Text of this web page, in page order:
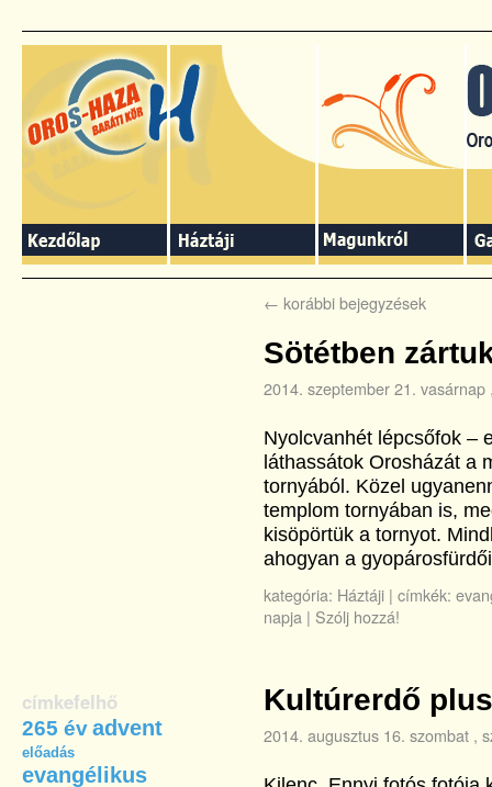
címkefelhő
265 évadvent
előadás
evangélikus
← korábbi bejegyzések
Sötétben
2014. szeptember 21. vasárnap
Nyolcvanhét lépcsőfok –
láthassátok Orosházát a
tornyából. Közel
templom tornyában is,
kisöpörtük a tornyot.
ahogyan a
kategória: Háztáji | címkék:
napja | Szólj hozzá!
Kultúrerdő
2014. augusztus 16. szombat ,